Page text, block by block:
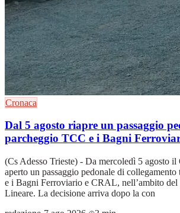
Cronaca
Dal 5 agosto riapre un passaggio
parcheggio TCC e i Bagni
(Cs Adesso Trieste) - Da mercoledì 5 agosto il
aperto un passaggio pedonale di
e i Bagni Ferroviario e CRAL, nell’ambito del
Lineare. La decisione arriva dopo la con